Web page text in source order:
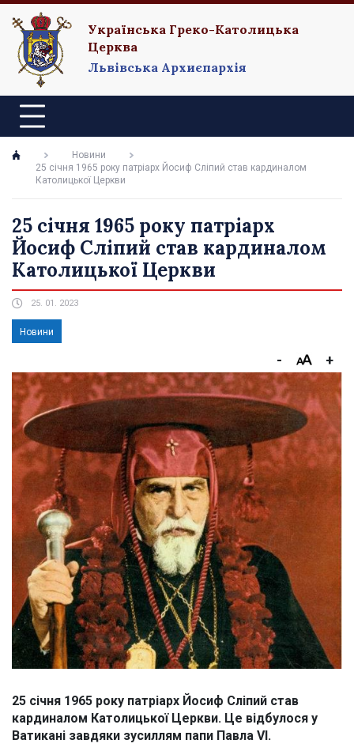
Українська Греко-Католицька
Церква
Львівська Архиєпархія
Новини
25 січня 1965 року патріарх Йосиф Сліпий став кардиналом
Католицької Церкви
25 січня 1965 року патріарх
Йосиф Сліпий став кардиналом
Католицької Церкви
25. 01. 2023
Новини
- +
25 січня 1965 року патріарх Йосиф Сліпий став
кардиналом Католицької Церкви. Це відбулося у
Ватикані завдяки зусиллям папи Павла VI.